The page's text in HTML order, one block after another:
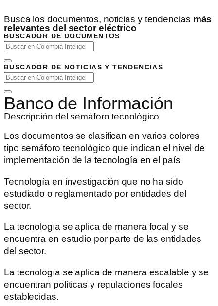
Busca los documentos, noticias y tendencias más
relevantes del sector eléctrico
BUSCADOR DE DOCUMENTOS
BUSCADOR DE NOTICIAS Y TENDENCIAS
Banco de Información
Descripción del semáforo tecnológico
Los documentos se clasifican en varios colores
tipo semáforo tecnológico que indican el nivel de
implementación de la tecnología en el país
Tecnología en investigación que no ha sido
estudiado o reglamentado por entidades del
sector.
La tecnología se aplica de manera focal y se
encuentra en estudio por parte de las entidades
del sector.
La tecnología se aplica de manera escalable y se
encuentran políticas y regulaciones focales
establecidas.